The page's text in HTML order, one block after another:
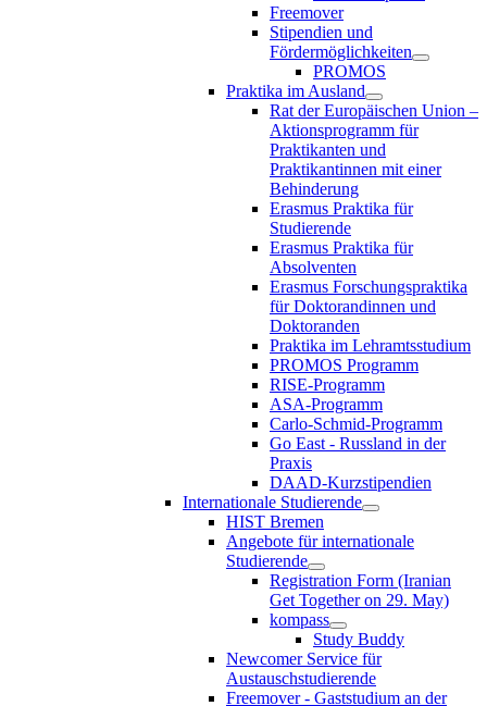
Freemover
Stipendien und
Fördermöglichkeiten
PROMOS
Praktika im Ausland
Rat der Europäischen Union –
Aktionsprogramm für
Praktikanten und
Praktikantinnen mit einer
Behinderung
Erasmus Praktika für
Studierende
Erasmus Praktika für
Absolventen
Erasmus Forschungspraktika
für Doktorandinnen und
Doktoranden
Praktika im Lehramtsstudium
PROMOS Programm
RISE-Programm
ASA-Programm
Carlo-Schmid-Programm
Go East - Russland in der
Praxis
DAAD-Kurzstipendien
Internationale Studierende
HIST Bremen
Angebote für internationale
Studierende
Registration Form (Iranian
Get Together on 29. May)
kompass
Study Buddy
Newcomer Service für
Austauschstudierende
Freemover - Gaststudium an der